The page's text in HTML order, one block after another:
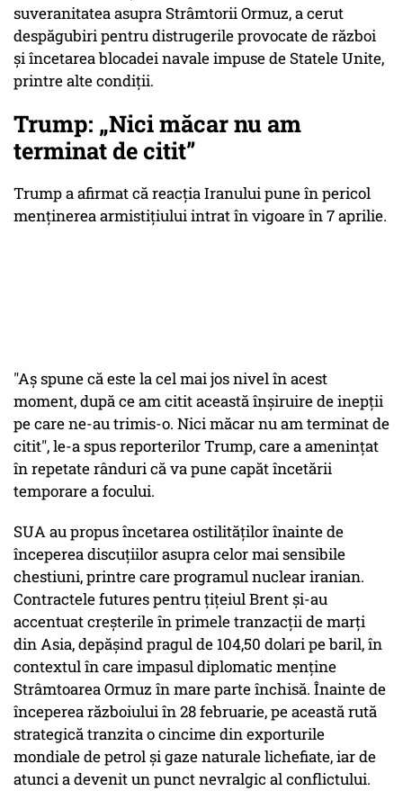
suveranitatea asupra Strâmtorii Ormuz, a cerut
despăgubiri pentru distrugerile provocate de război
şi încetarea blocadei navale impuse de Statele Unite,
printre alte condiţii.
Trump: „Nici măcar nu am
terminat de citit”
Trump a afirmat că reacţia Iranului pune în pericol
menţinerea armistiţiului intrat în vigoare în 7 aprilie.
"Aş spune că este la cel mai jos nivel în acest
moment, după ce am citit această înşiruire de inepţii
pe care ne-au trimis-o. Nici măcar nu am terminat de
citit", le-a spus reporterilor Trump, care a ameninţat
în repetate rânduri că va pune capăt încetării
temporare a focului.
SUA au propus încetarea ostilităţilor înainte de
începerea discuţiilor asupra celor mai sensibile
chestiuni, printre care programul nuclear iranian.
Contractele futures pentru ţiţeiul Brent şi-au
accentuat creşterile în primele tranzacţii de marţi
din Asia, depăşind pragul de 104,50 dolari pe baril, în
contextul în care impasul diplomatic menţine
Strâmtoarea Ormuz în mare parte închisă. Înainte de
începerea războiului în 28 februarie, pe această rută
strategică tranzita o cincime din exporturile
mondiale de petrol şi gaze naturale lichefiate, iar de
atunci a devenit un punct nevralgic al conflictului.